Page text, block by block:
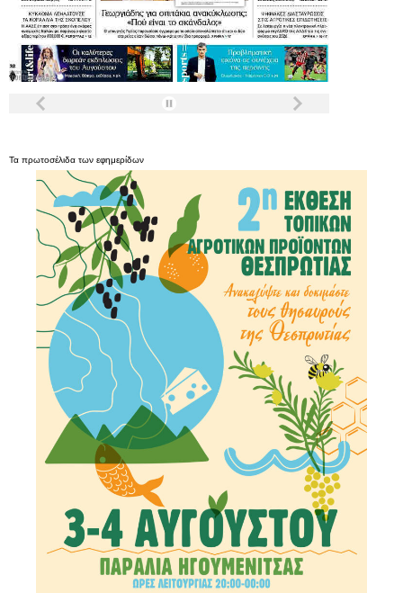
Τα πρωτοσέλιδα των εφημερίδων